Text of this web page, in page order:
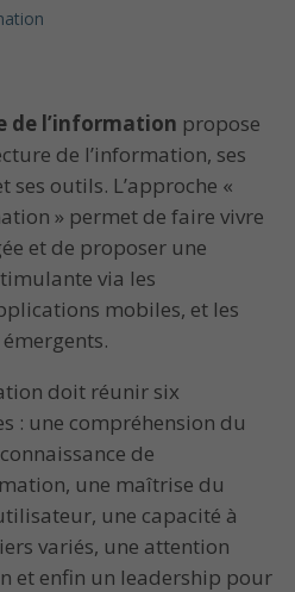
de l’information propose
de l’information, ses
ses outils. L’approche «
» permet de faire vivre
et de proposer une
via les
mobiles, et les
doit réunir six
: une compréhension du
de
une maîtrise du
une capacité à
variés, une attention
et enfin un leadership pour